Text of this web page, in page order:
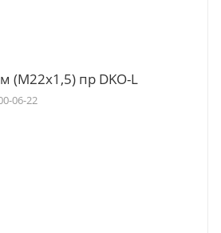
(М22х1,5) пр DKO-L
06-22